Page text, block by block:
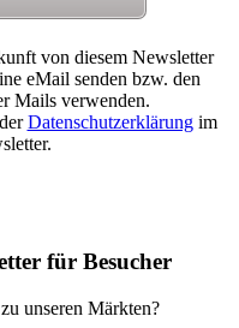
von diesem Newsletter
eMail senden bzw. den
Mails verwenden.
Datenschutzerklärungim
für Besucher
unseren Märkten?